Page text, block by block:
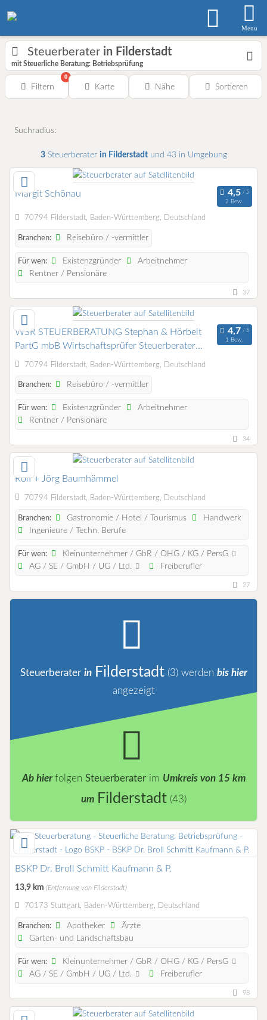
Menu
Steuerberater in Filderstadt
mit Steuerliche Beratung: Betriebsprüfung
Filtern
0
Karte Nähe Sortieren
Suchradius:
3Steuerberater in Filderstadtund 43 in Umgebung
Margit Schönau
2 Bew.
70794 Filderstadt, Baden-Württemberg, Deutschland
Branchen: Reisebüro / -vermittler
Für wen: Existenzgründer
Arbeitnehmer
Rentner / Pensionäre
37
WSR STEUERBERATUNG Stephan & Hörbelt
PartG mbB Wirtschaftsprüfer Steuerberater
Rechtsanwalt
1 Bew.
70794 Filderstadt, Baden-Württemberg, Deutschland
Branchen: Reisebüro / -vermittler
Für wen: Existenzgründer
Arbeitnehmer
Rentner / Pensionäre
34
Rolf + Jörg Baumhämmel
70794 Filderstadt, Baden-Württemberg, Deutschland
Branchen: Gastronomie / Hotel / Tourismus
Handwerk
Ingenieure / Techn. Berufe
Für wen:
Kleinunternehmer / GbR / OHG / KG / PersG
AG / SE / GmbH / UG / Ltd.
Freiberufler
27
Steuerberater in Filderstadt (3)werden bis hier
angezeigt
Ab hierfolgen Steuerberaterim Umkreis von 15 km
um Filderstadt (43)
BSKP Dr. Broll Schmitt Kaufmann & P.
13,9 km (Entfernung von Filderstadt)
70173 Stuttgart, Baden-Württemberg, Deutschland
Branchen: Apotheker
Ärzte
Garten- und Landschaftsbau
Für wen:
Kleinunternehmer / GbR / OHG / KG / PersG
AG / SE / GmbH / UG / Ltd.
Freiberufler
98